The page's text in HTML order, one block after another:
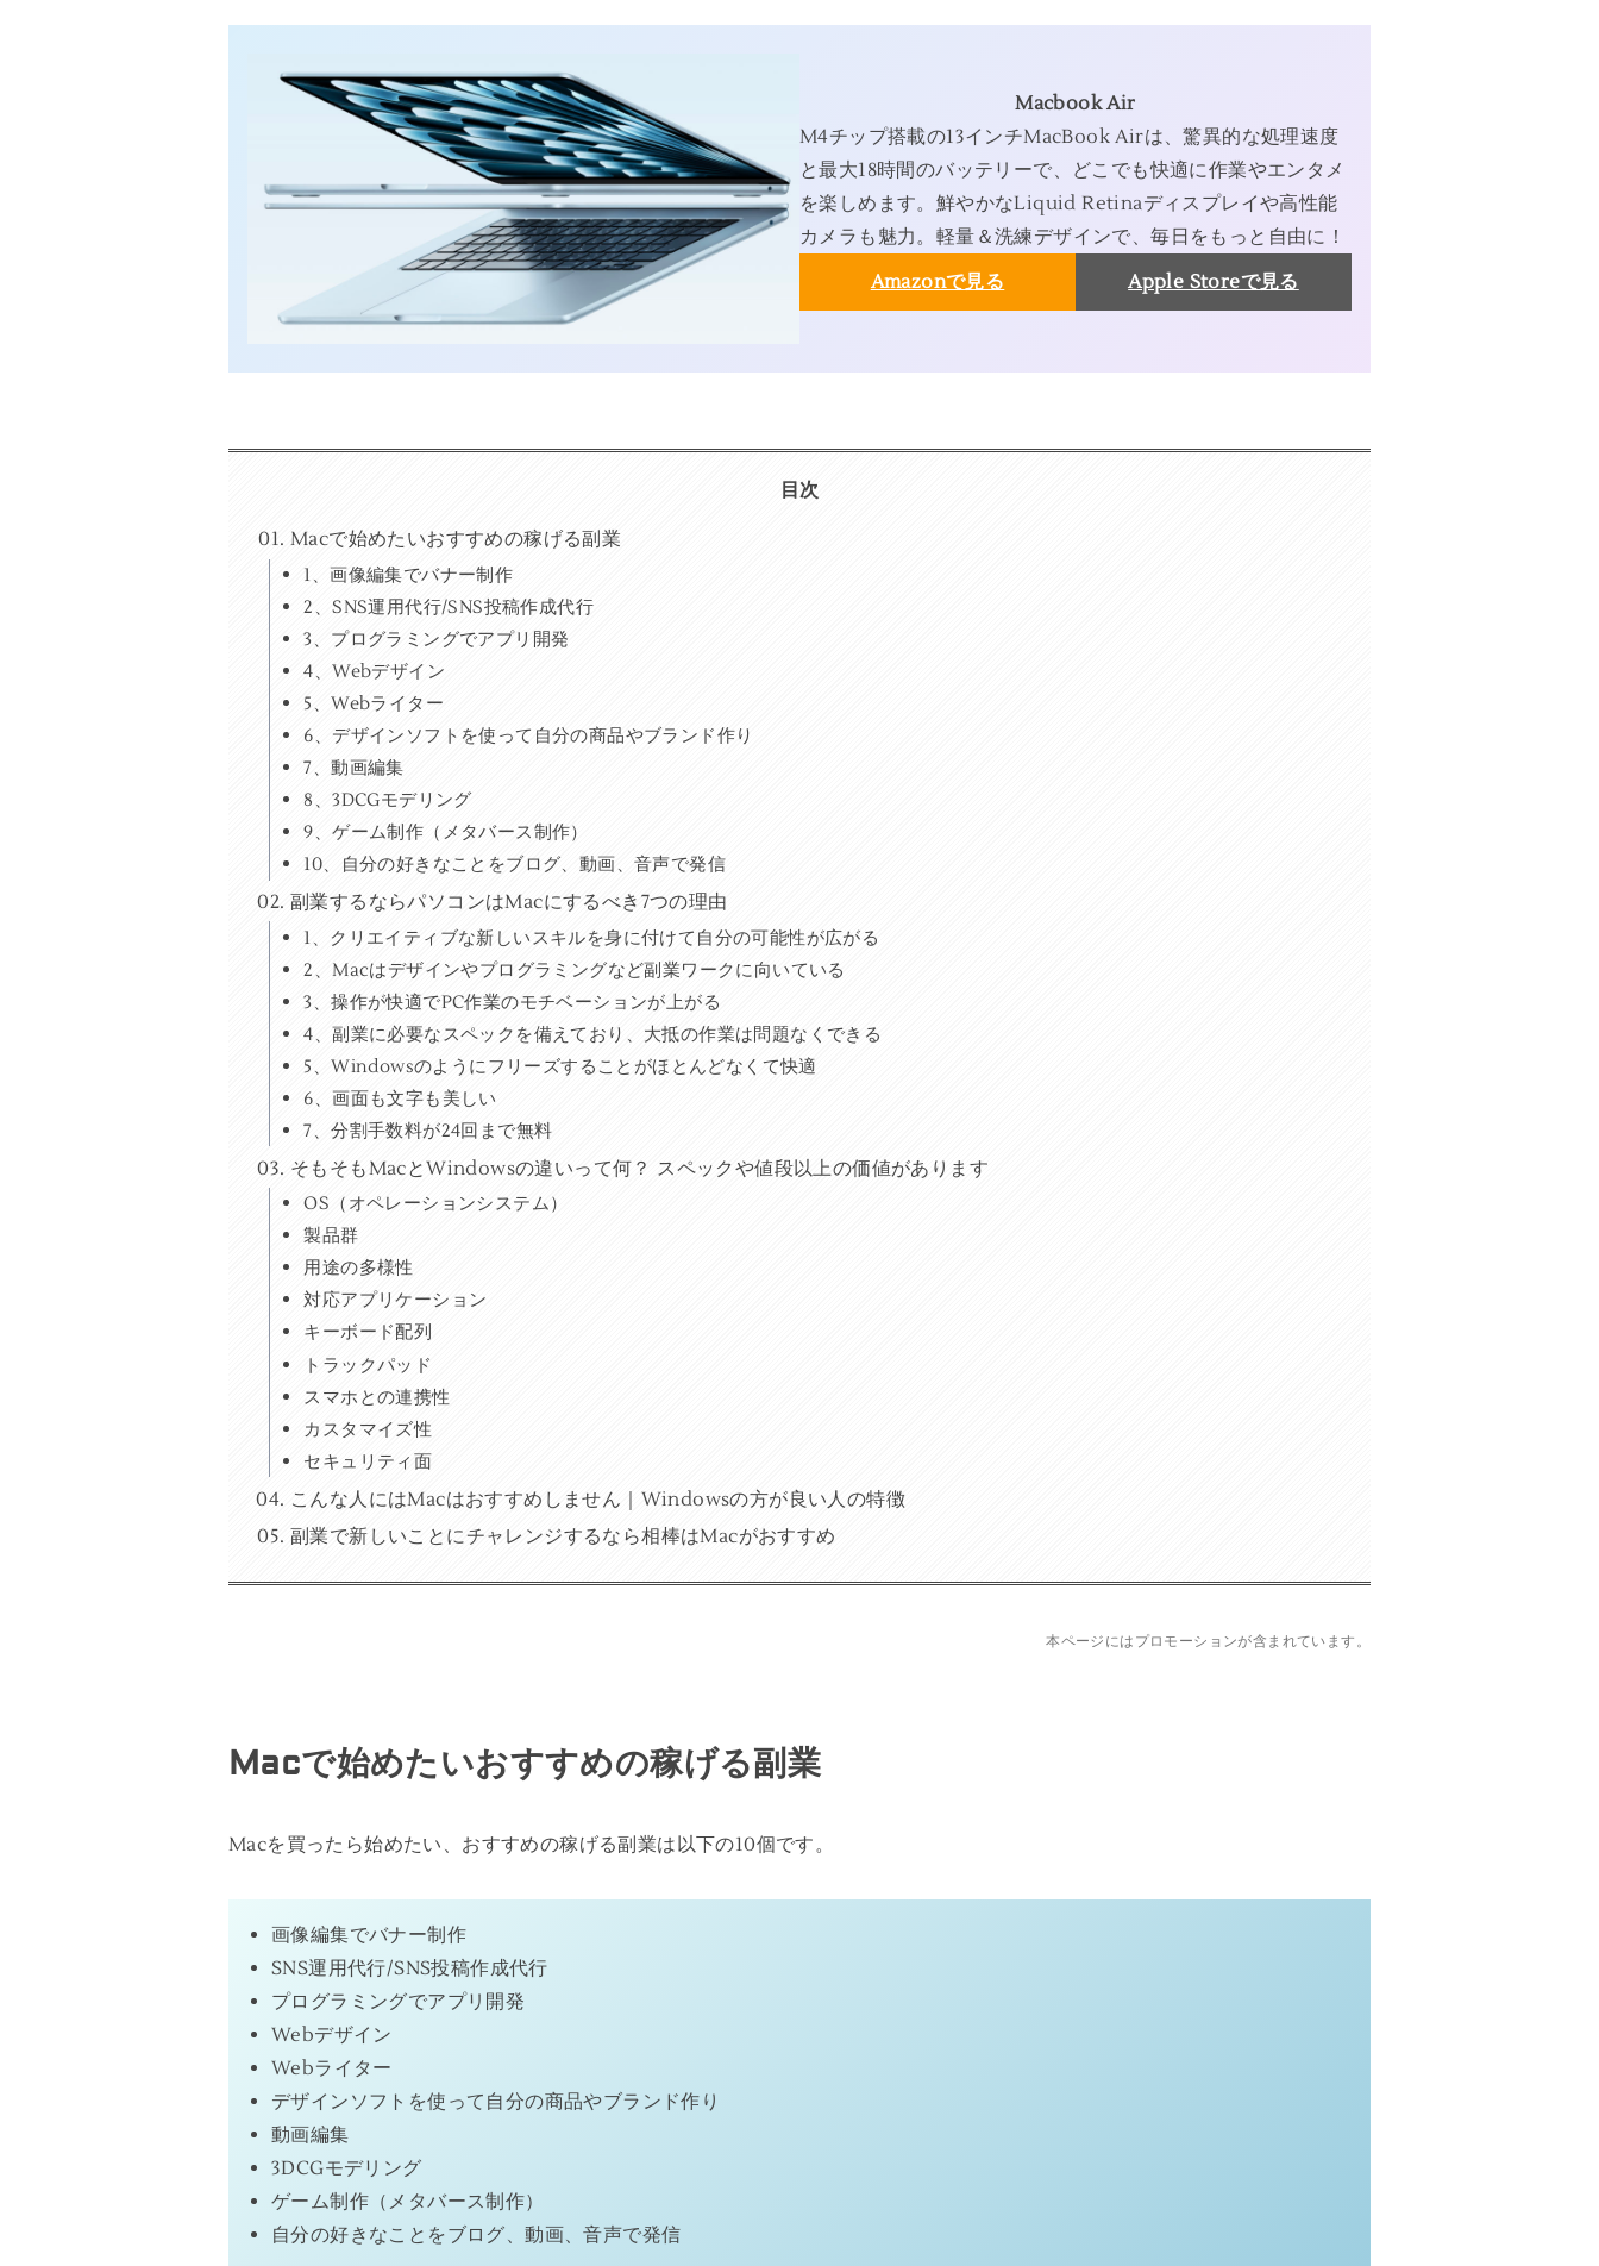
Macbook Air
M4チップ搭載の13インチMacBook Airは、驚異的な処理速度
と最大18時間のバッテリーで、どこでも快適に作業やエンタメ
を楽しめます。鮮やかなLiquid Retinaディスプレイや高性能
カメラも魅力。軽量＆洗練デザインで、毎日をもっと自由に！
Amazonで見る
Apple Storeで見る
目次
Macで始めたいおすすめの稼げる副業
1、画像編集でバナー制作
2、SNS運用代行/SNS投稿作成代行
3、プログラミングでアプリ開発
4、Webデザイン
5、Webライター
6、デザインソフトを使って自分の商品やブランド作り
7、動画編集
8、3DCGモデリング
9、ゲーム制作（メタバース制作）
10、自分の好きなことをブログ、動画、音声で発信
副業するならパソコンはMacにするべき7つの理由
1、クリエイティブな新しいスキルを身に付けて自分の可能性が広がる
2、Macはデザインやプログラミングなど副業ワークに向いている
3、操作が快適でPC作業のモチベーションが上がる
4、副業に必要なスペックを備えており、大抵の作業は問題なくできる
5、Windowsのようにフリーズすることがほとんどなくて快適
6、画面も文字も美しい
7、分割手数料が24回まで無料
そもそもMacとWindowsの違いって何？ スペックや値段以上の価値があります
OS（オペレーションシステム）
製品群
用途の多様性
対応アプリケーション
キーボード配列
トラックパッド
スマホとの連携性
カスタマイズ性
セキュリティ面
こんな人にはMacはおすすめしません｜Windowsの方が良い人の特徴
副業で新しいことにチャレンジするなら相棒はMacがおすすめ
本ページにはプロモーションが含まれています。
Macで始めたいおすすめの稼げる副業
Macを買ったら始めたい、おすすめの稼げる副業は以下の10個です。
画像編集でバナー制作
SNS運用代行/SNS投稿作成代行
プログラミングでアプリ開発
Webデザイン
Webライター
デザインソフトを使って自分の商品やブランド作り
動画編集
3DCGモデリング
ゲーム制作（メタバース制作）
自分の好きなことをブログ、動画、音声で発信